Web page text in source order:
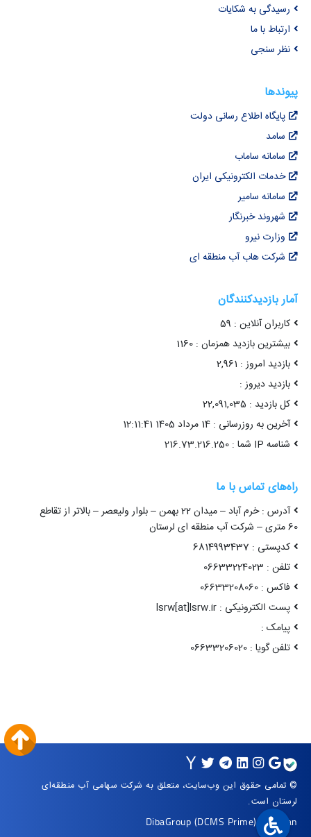
رسیدگی به شکایات
ارتباط با ما
نظر سنجی
پیوندها
پایگاه اطلاع رسانی دولت
سامد
سامانه ساماب
خدمات الکترونیکی ایران
سامانه سامیر
شهروند خبرنگار
وزارت نیرو
شرکت هاب آب منطقه ای
آمار بازدیدکنندگان
کاربران آنلاین : 59
بیشترین بازدید همزمان : 1160
بازدید امروز : 2,961
بازدید دیروز :
کل بازدید : 22,091,035
آخرین به روزرسانی : 14 مرداد 1405 12:11:41
شناسه IP شما : 216.73.216.250
راه‌های تماس با ما
آدرس : خرم آباد – میدان 22 بهمن – بلوار ولیعصر – بالاتر از تقاطع
60 متری – شرکت آب منطقه ای لرستان
کدپستی : 6814993437
تلفن : 06633224023
فاکس : 06633208060
پست الکترونیکی : lsrw[at]lsrw.ir
پیامک :
تلفن گویا : 06633206020
© تمامی حقوق این وب‌سایت، متعلق به شرکت سهامی آب منطقه‌ای
لرستان است.
DibaGroup (DCMS Prime)|Arvan